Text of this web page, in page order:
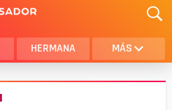
HERMANA MÁS
AMOR